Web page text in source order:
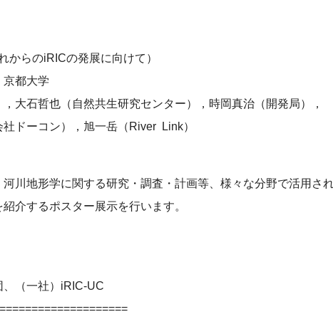
らのiRICの発展に向けて）
都大学
大石哲也（自然共生研究センター），時岡真治（開発局），
ン），旭一岳（River Link）
川地形学に関する研究・調査・計画等、様々な分野で活用さ
介するポスター展示を行います。
（一社）iRIC-UC